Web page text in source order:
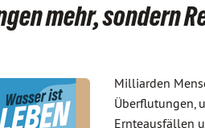
mehr, sondern
Milliarden
Überflutungen,
Ernteausfällen